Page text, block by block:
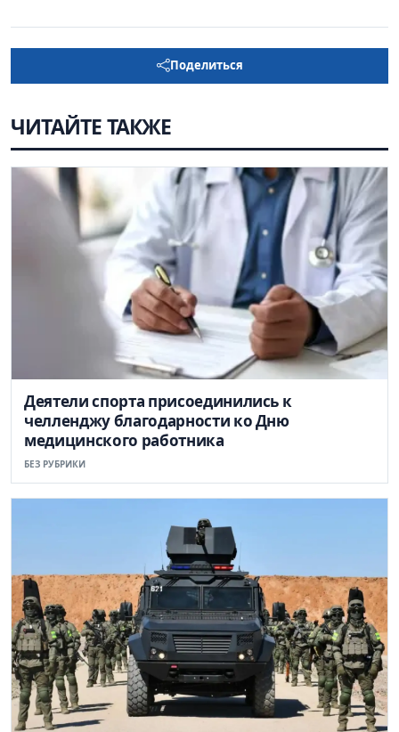
Поделиться
ЧИТАЙТЕ ТАКЖЕ
Деятели спорта присоединились к
челленджу благодарности ко Дню
медицинского работника
БЕЗ РУБРИКИ